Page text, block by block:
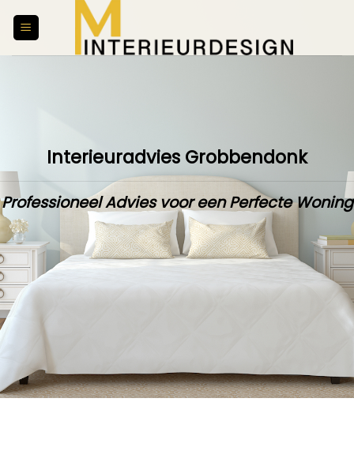
Interieuradvies Grobbendonk
Professioneel Advies voor een Perfecte Woning